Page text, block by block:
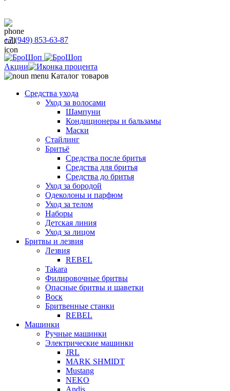
+7 (949) 853-63-87
Акции
Каталог товаров
Средства ухода
Уход за волосами
Шампуни
Кондиционеры и бальзамы
Маски
Стайлинг
Бритьё
Средства после бритья
Средства для бритья
Средства до бритья
Уход за бородой
Одеколоны и парфюм
Уход за телом
Наборы
Детская линия
Уход за лицом
Бритвы и лезвия
Лезвия
REBEL
Takara
Филировочные бритвы
Опасные бритвы и шаветки
Воск
Бритвенные станки
REBEL
Машинки
Ручные машинки
Электрические машинки
JRL
MARK SHMIDT
Mustang
NEKO
Andis